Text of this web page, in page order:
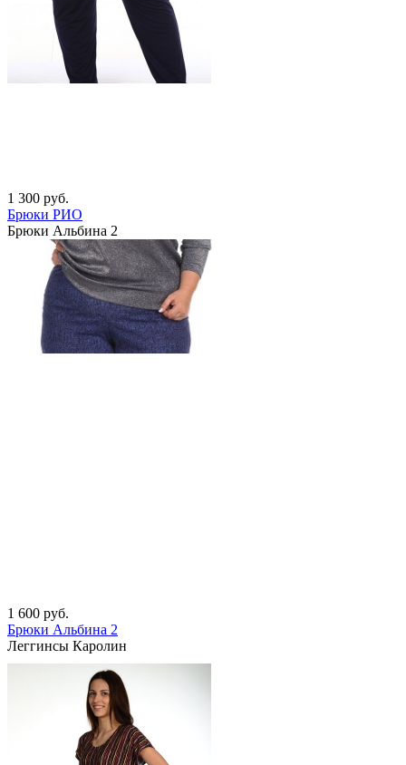
1 300 руб.
Брюки РИО
Брюки Альбина 2
1 600 руб.
Брюки Альбина 2
Леггинсы Каролин